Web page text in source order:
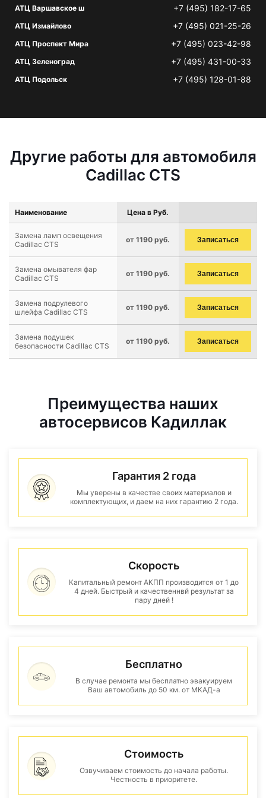
АТЦ Варшавское ш +7 (495) 182-17-65
АТЦ Измайлово +7 (495) 021-25-26
АТЦ Проспект Мира +7 (495) 023-42-98
АТЦ Зеленоград +7 (495) 431-00-33
АТЦ Подольск +7 (495) 128-01-88
Другие работы для автомобиля
Cadillac CTS
Наименование Цена в Руб.
Замена ламп освещения
Cadillac CTS
от 1190 руб. Записаться
Замена омывателя фар
Cadillac CTS
от 1190 руб. Записаться
Замена подрулевого
шлейфа Cadillac CTS
от 1190 руб. Записаться
Замена подушек
безопасности Cadillac CTS
от 1190 руб. Записаться
Преимущества наших
автосервисов Кадиллак
Гарантия 2 года
Мы уверены в качестве своих материалов и
комплектующих, и даем на них гарантию 2 года.
Скорость
Капитальный ремонт АКПП производится от 1 до
4 дней. Быстрый и качественнвй результат за
пару дней !
Бесплатно
В случае ремонта мы бесплатно эвакуируем
Ваш автомобиль до 50 км. от МКАД-а
Стоимость
Озвучиваем стоимость до начала работы.
Честность в приоритете.